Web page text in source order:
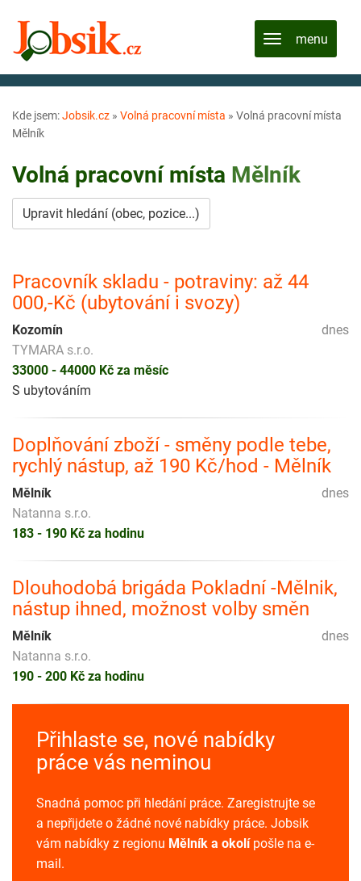
Kde jsem:Jobsik.cz » Volná pracovní místa » Volná pracovní místa
Mělník
Volná pracovní místa Mělník
Upravit hledání (obec, pozice...)
Pracovník skladu - potraviny: až 44
000,-Kč (ubytování i svozy)
dnes
Kozomín
TYMARA s.r.o.
33000 - 44000 Kč za měsíc
S ubytováním
Doplňování zboží - směny podle tebe,
rychlý nástup, až 190 Kč/hod - Mělník
dnes
Mělník
Natanna s.r.o.
183 - 190 Kč za hodinu
Dlouhodobá brigáda Pokladní -Mělnik,
nástup ihned, možnost volby směn
dnes
Mělník
Natanna s.r.o.
190 - 200 Kč za hodinu
Přihlaste se, nové nabídky
práce vás neminou
Snadná pomoc při hledání práce. Zaregistrujte se
a nepřijdete o žádné nové nabídky práce. Jobsik
vám nabídky z regionu Mělník a okolípošle na e-
mail.